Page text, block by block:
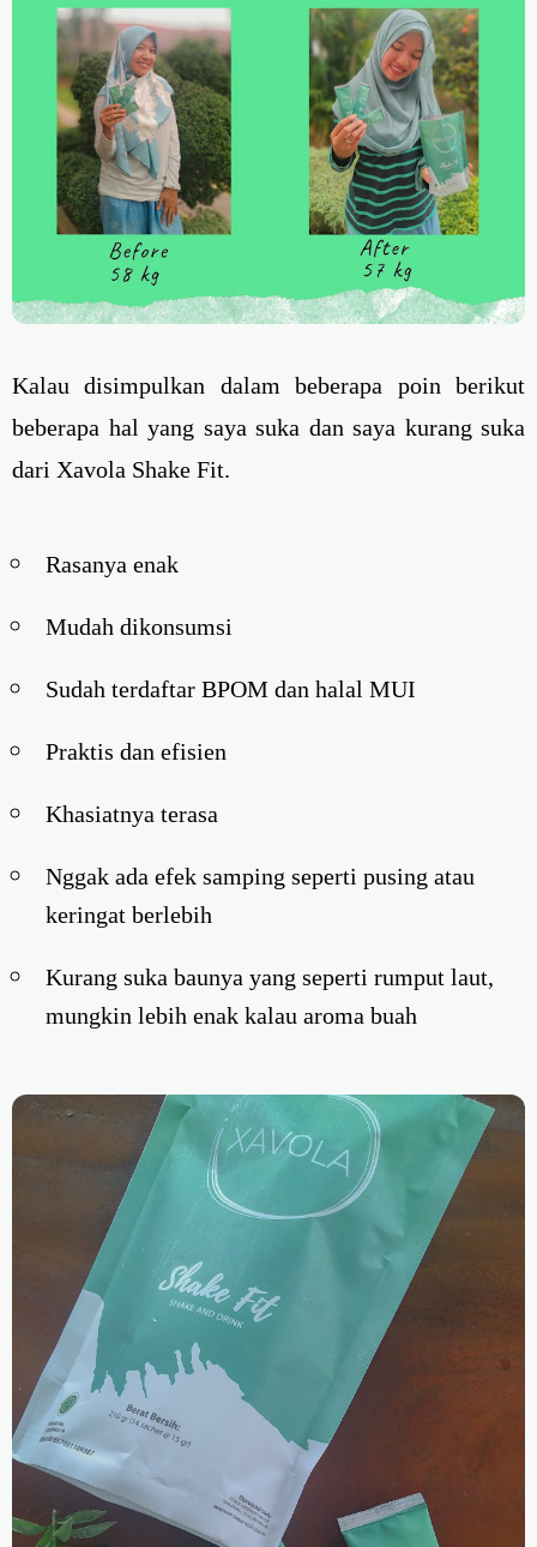
Kalau disimpulkan dalam beberapa poin berikut
beberapa hal yang saya suka dan saya kurang suka
dari Xavola Shake Fit.
Rasanya enak
Mudah dikonsumsi
Sudah terdaftar BPOM dan halal MUI
Praktis dan efisien
Khasiatnya terasa
Nggak ada efek samping seperti pusing atau
keringat berlebih
Kurang suka baunya yang seperti rumput laut,
mungkin lebih enak kalau aroma buah